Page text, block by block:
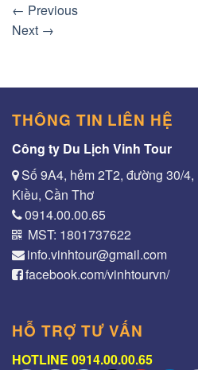
← Previous
Next →
THÔNG TIN LIÊN HỆ
Công ty Du Lịch Vinh Tour
Số 9A4, hẻm 2T2, đường 30/
Kiều, Cần Thơ
0914.00.00.65
MST: 1801737622
info.vinhtour@gmail.com
facebook.com/vinhtourvn/
HỖ TRỢ TƯ VẤN
HOTLINE 0914.00.00.65